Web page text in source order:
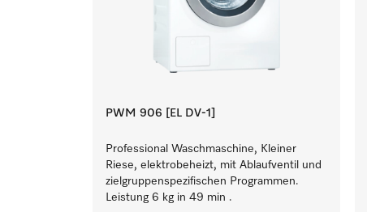
PWM 906 [EL DV-1]
Professional Waschmaschine, Kleiner
Riese, elektrobeheizt, mit Ablaufventil und
zielgruppenspezifischen Programmen.
Leistung 6 kg in 49 min .